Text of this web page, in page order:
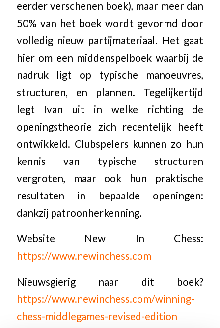
eerder verschenen boek), maar meer dan
50% van het boek wordt gevormd door
volledig nieuw partijmateriaal. Het gaat
hier om een middenspelboek waarbij de
nadruk ligt op typische manoeuvres,
structuren, en plannen. Tegelijkertijd
legt Ivan uit in welke richting de
openingstheorie zich recentelijk heeft
ontwikkeld. Clubspelers kunnen zo hun
kennis van typische structuren
vergroten, maar ook hun praktische
resultaten in bepaalde openingen:
dankzij patroonherkenning.
Website New In Chess:
https://www.newinchess.com
Nieuwsgierig naar dit boek?
https://www.newinchess.com/winning-
chess-middlegames-revised-edition